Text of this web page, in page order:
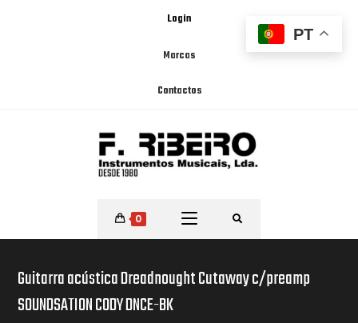
Login
Marcas
Contactos
0
Guitarra acústica Dreadnought Cutaway c/preamp
SOUNDSATION CODY DNCE-BK
PT